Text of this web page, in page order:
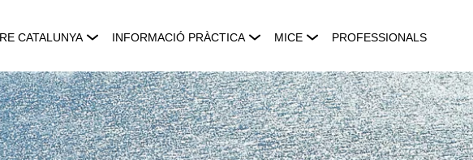
CATALUNYA INFORMACIÓ PRÀCTICA MICE PROFESSIONALS